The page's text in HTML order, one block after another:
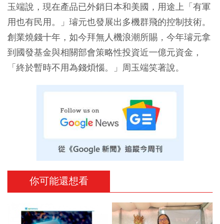
玉端說，現在產品已外銷日本和美國，用途上「有軍
用也有民用。」璿元也發展出多機群飛的控制技術。
創業燒錢十年，如今拜無人機浪潮所賜，今年璿元拿
到國發基金與相關部會策略性投資近一億元資金，
「終於暫時不用為錢煩惱。」周玉端笑著說。
你可能還想看